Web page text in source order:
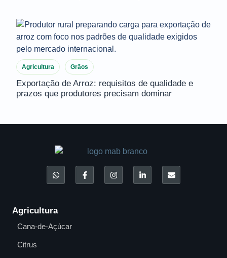
Agricultura Grãos
Exportação de Arroz: requisitos de qualidade e
prazos que produtores precisam dominar
Agricultura
Cana-de-Açúcar
Citrus